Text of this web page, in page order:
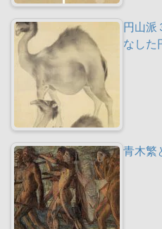
円山派
なした
青木繁